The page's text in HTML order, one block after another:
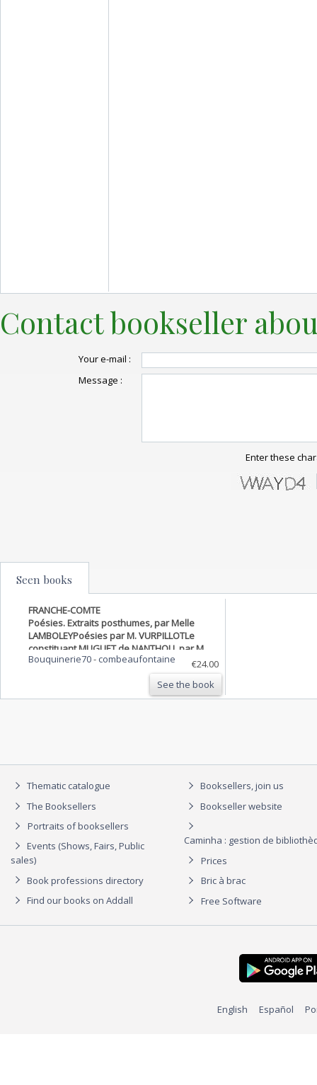
Contact bookseller
Your e-mail :
Message :
Enter these
Seen books
FRANCHE-COMTE
Poésies. Extraits posthumes, par Melle
LAMBOLEYPoésies par M. VURPILLOTLe
constituant MUGUET de NANTHOU, par M.
GIRARDOTSur le colonel MUIRON , aide de
camp de BONAPARTE. Quelques souvenirs ,
Bouquinerie70- combeaufontaine
€24.00
See the book
Thematic catalogue
The Booksellers
Portraits of booksellers
Events (Shows, Fairs, Public
sales)
Book professions directory
Find our books on Addall
Booksellers, join us
Bookseller website
Caminha : gestion de
Prices
Bric à brac
Free Software
English Español